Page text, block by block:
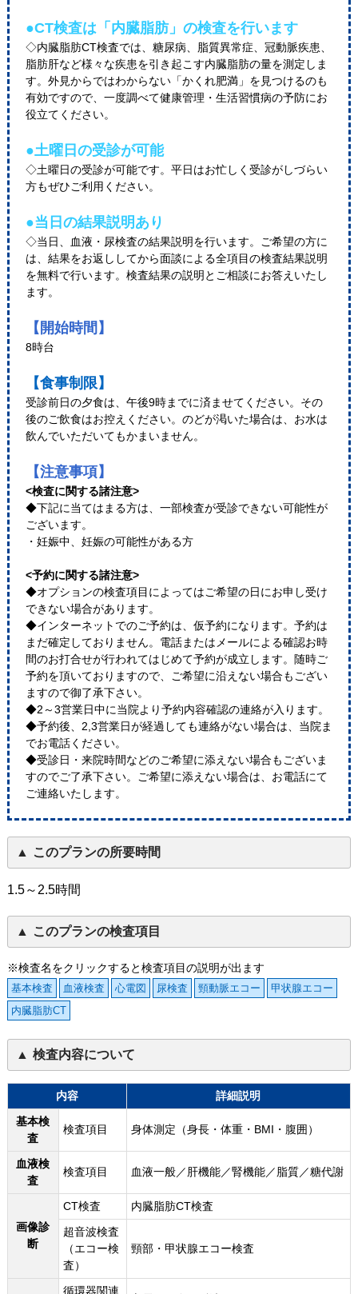
●CT検査は「内臓脂肪」の検査を行います
◇内臓脂肪CT検査では、糖尿病、脂質異常症、冠動脈疾患、
脂肪肝など様々な疾患を引き起こす内臓脂肪の量を測定しま
す。外見からではわからない「かくれ肥満」を見つけるのも
有効ですので、一度調べて健康管理・生活習慣病の予防にお
役立てください。
●土曜日の受診が可能
◇土曜日の受診が可能です。平日はお忙しく受診がしづらい
方もぜひご利用ください。
●当日の結果説明あり
◇当日、血液・尿検査の結果説明を行います。ご希望の方に
は、結果をお返ししてから面談による全項目の検査結果説明
を無料で行います。検査結果の説明とご相談にお答えいたし
ます。
【開始時間】
8時台
【食事制限】
受診前日の夕食は、午後9時までに済ませてください。その
後のご飲食はお控えください。のどが渇いた場合は、お水は
飲んでいただいてもかまいません。
【注意事項】
<検査に関する諸注意>
◆下記に当てはまる方は、一部検査が受診できない可能性が
ございます。
・妊娠中、妊娠の可能性がある方
<予約に関する諸注意>
◆オプションの検査項目によってはご希望の日にお申し受け
できない場合があります。
◆インターネットでのご予約は、仮予約になります。予約は
まだ確定しておりません。電話またはメールによる確認お時
間のお打合せが行われてはじめて予約が成立します。随時ご
予約を頂いておりますので、ご希望に沿えない場合もござい
ますので御了承下さい。
◆2～3営業日中に当院より予約内容確認の連絡が入ります。
◆予約後、2,3営業日が経過しても連絡がない場合は、当院ま
でお電話ください。
◆受診日・来院時間などのご希望に添えない場合もございま
すのでご了承下さい。ご希望に添えない場合は、お電話にて
ご連絡いたします。
このプランの所要時間
1.5～2.5時間
このプランの検査項目
※検査名をクリックすると検査項目の説明が出ます
基本検査 血液検査 心電図 尿検査 頸動脈エコー
甲状腺エコー
内臓脂肪CT
検査内容について
内容
詳細説明
基本検
査
検査項目 身体測定（身長・体重・BMI・腹囲）
血液検
査
検査項目 血液一般／肝機能／腎機能／脂質／糖代謝
画像診
断
CT検査
内臓脂肪CT検査
超音波検査
（エコー検
査）
頸部・甲状腺エコー検査
循環器関連